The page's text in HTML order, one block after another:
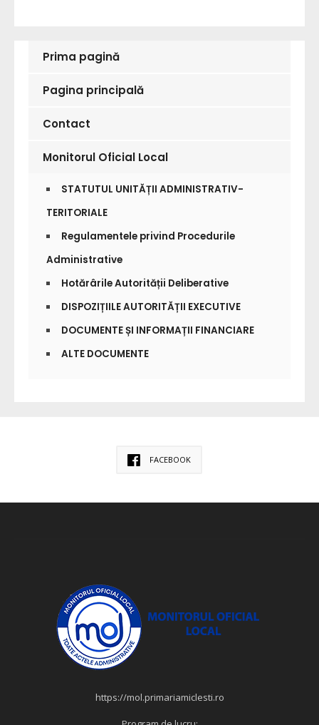
Prima pagină
Pagina principală
Contact
Monitorul Oficial Local
STATUTUL UNITĂȚII ADMINISTRATIV-
TERITORIALE
Regulamentele privind Procedurile
Administrative
Hotărârile Autorității Deliberative
DISPOZIȚIILE AUTORITĂȚII EXECUTIVE
DOCUMENTE ȘI INFORMAȚII FINANCIARE
ALTE DOCUMENTE
FACEBOOK
https://mol.primariamiclesti.ro